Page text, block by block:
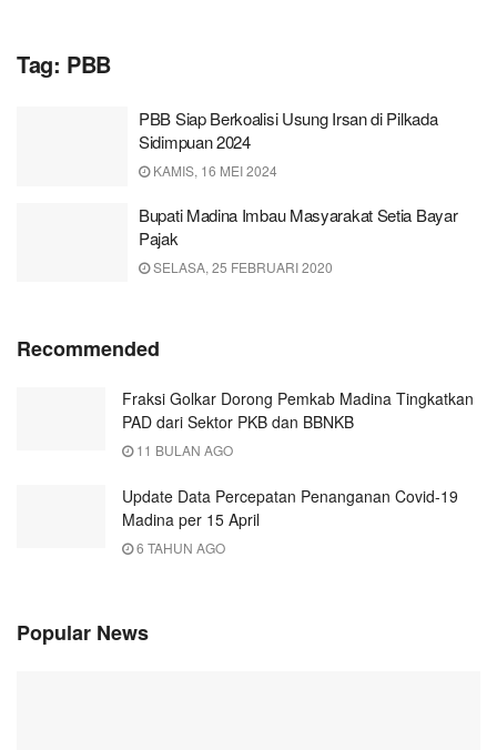
Tag: PBB
PBB Siap Berkoalisi Usung Irsan di Pilkada
Sidimpuan 2024
KAMIS, 16 MEI 2024
Bupati Madina Imbau Masyarakat Setia Bayar
Pajak
SELASA, 25 FEBRUARI 2020
Recommended
Fraksi Golkar Dorong Pemkab Madina Tingkatkan
PAD dari Sektor PKB dan BBNKB
11 BULAN AGO
Update Data Percepatan Penanganan Covid-19
Madina per 15 April
6 TAHUN AGO
Popular News